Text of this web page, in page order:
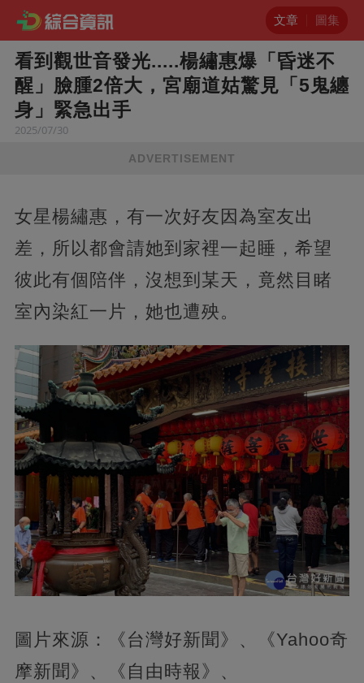
文章 圖集
看到觀世音發光.....楊繡惠爆「昏迷不
醒」臉腫2倍大，宮廟道姑驚見「5鬼纏
身」緊急出手
2025/07/30
ADVERTISEMENT
女星楊繡惠，有一次好友因為室友出
差，所以都會請她到家裡一起睡，希望
彼此有個陪伴，沒想到某天，竟然目睹
室內染紅一片，她也遭殃。
圖片來源：《台灣好新聞》、《Yahoo奇
摩新聞》、《自由時報》、